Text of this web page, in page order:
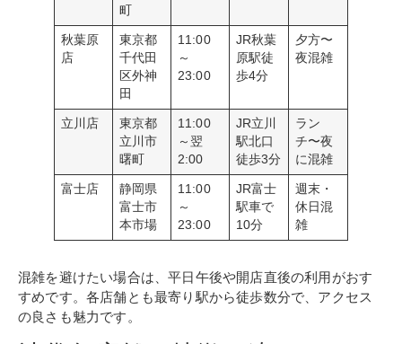
町
秋葉原
店
東京都
千代田
区外神
田
11:00
～
23:00
JR秋葉
原駅徒
歩4分
夕方〜
夜混雑
立川店
東京都
立川市
曙町
11:00
～翌
2:00
JR立川
駅北口
徒歩3分
ラン
チ〜夜
に混雑
富士店
静岡県
富士市
本市場
11:00
～
23:00
JR富士
駅車で
10分
週末・
休日混
雑
混雑を避けたい場合は、平日午後や開店直後の利用がおす
すめです。各店舗とも最寄り駅から徒歩数分で、アクセス
の良さも魅力です。